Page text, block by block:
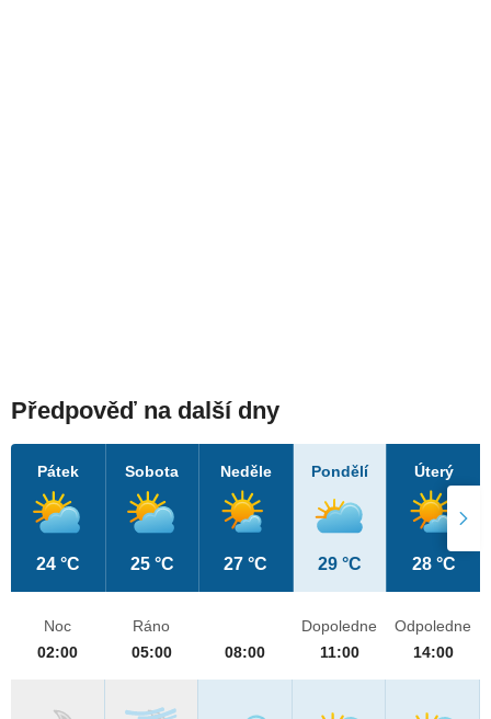
Předpověď na další dny
Pátek
24 °C
Sobota
25 °C
Neděle
27 °C
Pondělí
29 °C
Úterý
28 °C
Noc
02:00
Ráno
05:00
08:00
Dopoledne
11:00
Odpoledne
14:00